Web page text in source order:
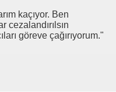
kaçıyor. Ben
cezalandırılsın
göreve çağırıyorum."